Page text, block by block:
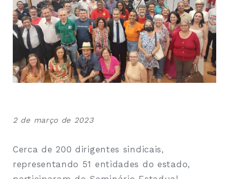
2 de março de 2023
Cerca de 200 dirigentes sindicais,
representando 51 entidades do estado,